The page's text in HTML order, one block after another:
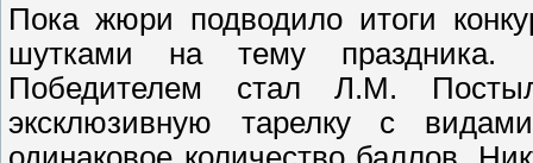
Пока жюри подводило итоги
шутками на тему праздника.
Победителем стал Л.М.
эксклюзивную тарелку с